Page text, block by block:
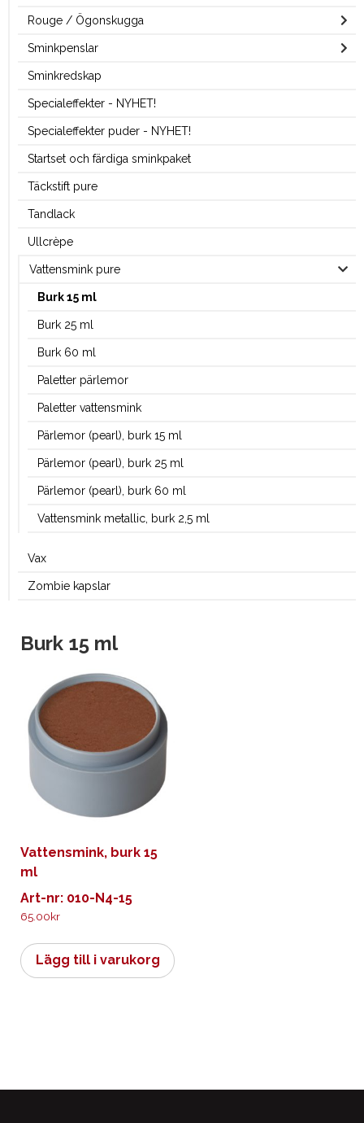
Rouge / Ögonskugga
Sminkpenslar
Sminkredskap
Specialeffekter - NYHET!
Specialeffekter puder - NYHET!
Startset och färdiga sminkpaket
Täckstift pure
Tandlack
Ullcrèpe
Vattensmink pure
Burk 15 ml
Burk 25 ml
Burk 60 ml
Paletter pärlemor
Paletter vattensmink
Pärlemor (pearl), burk 15 ml
Pärlemor (pearl), burk 25 ml
Pärlemor (pearl), burk 60 ml
Vattensmink metallic, burk 2,5 ml
Vax
Zombie kapslar
Burk 15 ml
Vattensmink, burk 15
ml
Art-nr: 010-N4-15
65.00kr
Lägg till i varukorg